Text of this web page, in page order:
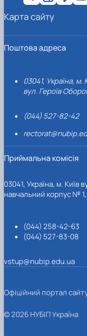
Поштова адреса
03041, Україна, м.
вул. Героїв
(044) 527-82-42
Приймальна комісія
03041, Україна, м. Київ
навчальний корпус №
(044) 258-42-63
(044) 527-83-08
vstup@nubip.edu.ua
Карта сайту
Офіційний портал
© 2026 НУБІП Україна